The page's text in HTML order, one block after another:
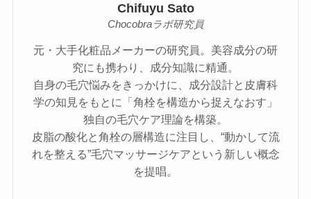
Chifuyu Sato
Chocobraラボ研究員
元・大手化粧品メーカーの研究員。美容成分の研
究にも携わり、成分知識に精通。
自身の毛穴悩みをきっかけに、成分設計と皮膚科
学の知見をもとに「角栓を構造から捉えなおす」
独自の毛穴ケア理論を構築。
皮脂の酸化と角栓の層構造に注目し、“動かして流
れを整える”毛穴マッサージケアという新しい概念
を提唱。